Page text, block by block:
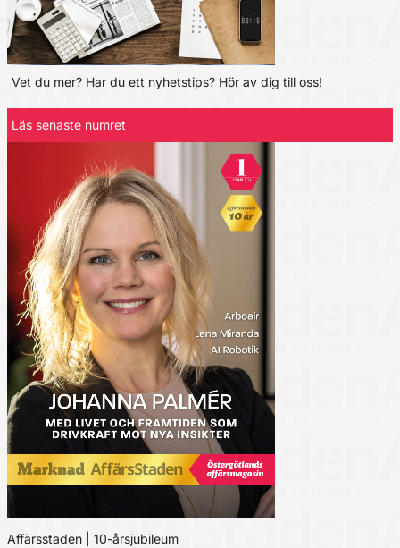
Vet du mer? Har du ett nyhetstips? Hör av dig till oss!
Läs senaste numret
Affärsstaden | 10-årsjubileum